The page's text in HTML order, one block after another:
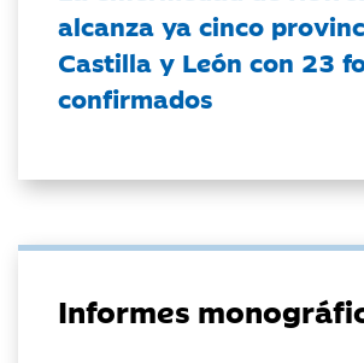
alcanza ya cinco
Castilla y León con 23
confirmados
Informes